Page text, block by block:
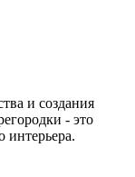
и создания
- это
интерьера.